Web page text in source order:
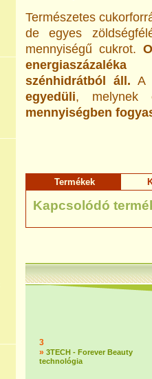
Természetes
de egyes
mennyiségű cukrot.
szénhidrátból áll. A
egyedüli, melynek
mennyiségben
Termékek
Kapcsolódó
3
» 3TECH - Forever Beauty
technológia